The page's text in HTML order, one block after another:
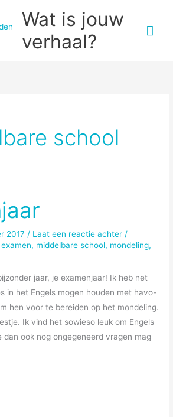
Wat is jouw
verhaal?
school
2017 / Laat een reactie achter /
examen, middelbare school, mondeling,
jaar, je examenjaar! Ik heb net
in het Engels mogen houden met havo-
hen voor te bereiden op het mondeling.
Ik vind het sowieso leuk om Engels
dan ook nog ongegeneerd vragen mag